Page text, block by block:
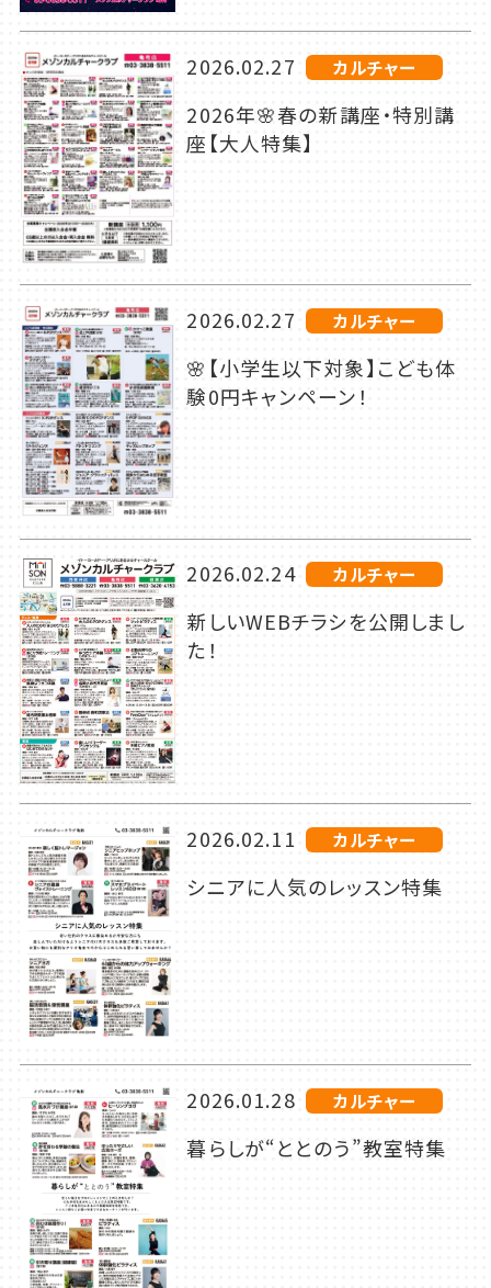
2026.02.27 カルチャー
2026年🌸春の新講座・特別講
座【大人特集】
2026.02.27 カルチャー
🌸【小学生以下対象】こども体
験0円キャンペーン！
2026.02.24 カルチャー
新しいWEBチラシを公開しまし
た！
2026.02.11 カルチャー
シニアに人気のレッスン特集
2026.01.28 カルチャー
暮らしが“ととのう”教室特集